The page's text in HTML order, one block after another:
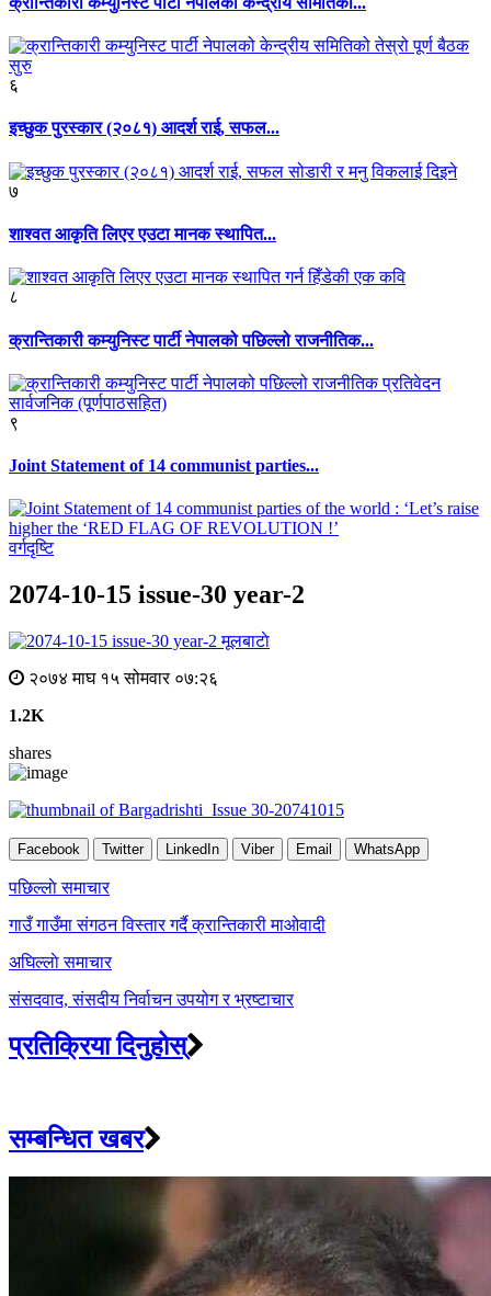
६
इच्छुक पुरस्कार (२०८१) आदर्श राई, सफल...
७
शाश्वत आकृति लिएर एउटा मानक स्थापित...
८
क्रान्तिकारी कम्युनिस्ट पार्टी नेपालको पछिल्लो राजनीतिक...
९
Joint Statement of 14 communist parties...
वर्गदृष्टि
2074-10-15 issue-30 year-2
मूलबाटाे
२०७४ माघ १५ सोमवार ०७:२६
1.2K
shares
Facebook Twitter LinkedIn Viber Email WhatsApp
Post
navigation
पछिल्लाे समाचार
गाउँ गाउँमा संगठन विस्तार गर्दै क्रान्तिकारी माओवादी
अघिल्लाे समाचार
संसदवाद, संसदीय निर्वाचन उपयोग र भ्रष्टाचार
प्रतिक्रिया दिनुहोस्
सम्बन्धित खबर